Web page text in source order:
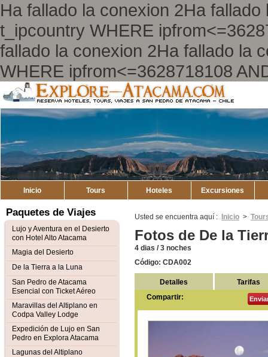
Ha fallado la conexion 2Ha
t_ipcountry WHERE
fallado la conexion 2Ha fallado la
WHERE ipfrom<=3628718108
Mapa del Sitio
Inicio Tours Hoteles Excursiones
Usted se encuentra aquí : Inicio >
Fotos de De la
4 dias / 3 noches
Código: CDA002
Detalles
Tarifas
Compartir:
Paquetes de Viajes
Lujo y Aventura en el Desierto
con Hotel Alto Atacama
Magia del Desierto
De la Tierra a la Luna
San Pedro de Atacama
Esencial con Ticket Aéreo
Maravillas del Altiplano en
Codpa Valley Lodge
Expedición de Lujo en San
Pedro en Explora Atacama
Lagunas del Altiplano